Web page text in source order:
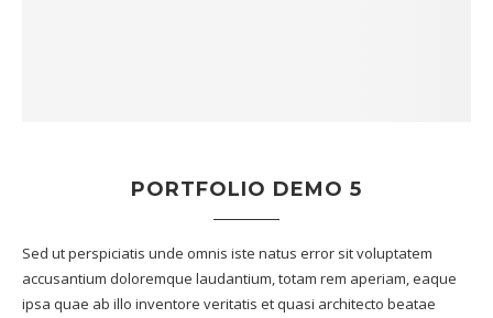
PORTFOLIO DEMO 5
Sed ut perspiciatis unde omnis iste natus error sit voluptatem
accusantium doloremque laudantium, totam rem aperiam, eaque
ipsa quae ab illo inventore veritatis et quasi architecto beatae